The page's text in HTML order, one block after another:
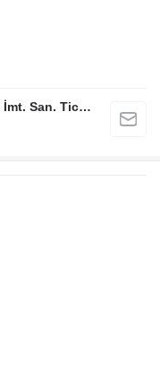
Netmak Endüstriyel Ahşap Makinaları İmt. San. Tic. A.Ş.